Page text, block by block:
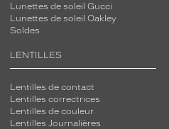
Lunettes de soleil Gucci
Lunettes de soleil Oakley
Soldes
LENTILLES
Lentilles de contact
Lentilles correctrices
Lentilles de couleur
Lentilles Journalières